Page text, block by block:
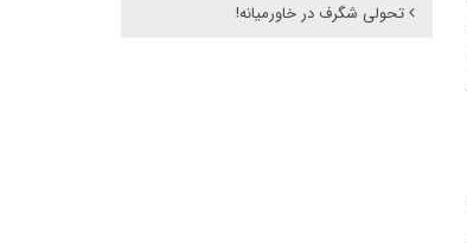
تحولی شگرف در خاورمیانه!